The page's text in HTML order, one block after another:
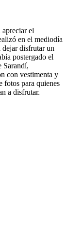
apreciar el
en el mediodía
disfrutar un
postergado el
Sarandí,
con vestimenta y
fotos para quienes
a disfrutar.